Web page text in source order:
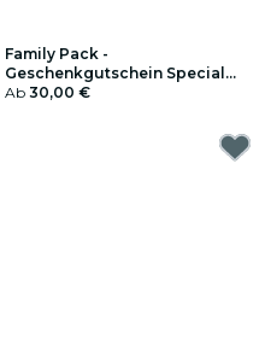
Family Pack -
Geschenkgutschein Special
Edition
Ab 30,00 €